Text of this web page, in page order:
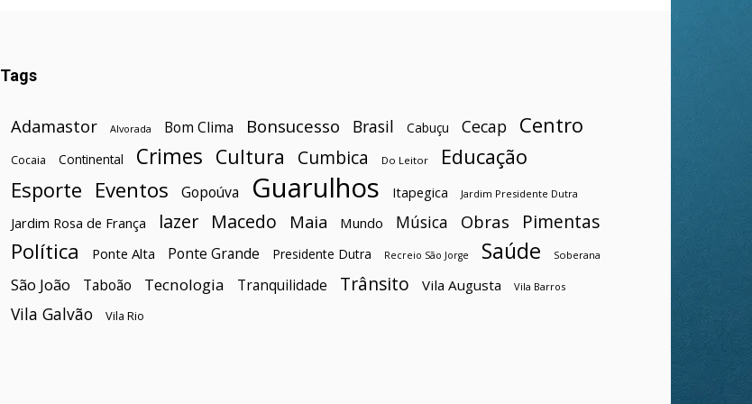
Tags
Adamastor Alvorada Bom Clima Bonsucesso Brasil Cabuçu Cecap Centro
Cocaia Continental Crimes Cultura Cumbica Do Leitor Educação
Esporte Eventos Gopoúva Guarulhos Itapegica Jardim Presidente Dutra
Jardim Rosa de França lazer Macedo Maia Mundo Música Obras Pimentas
Política Ponte Alta Ponte Grande Presidente Dutra Recreio São Jorge Saúde Soberana
São João Taboão Tecnologia Tranquilidade Trânsito Vila Augusta Vila Barros
Vila Galvão Vila Rio